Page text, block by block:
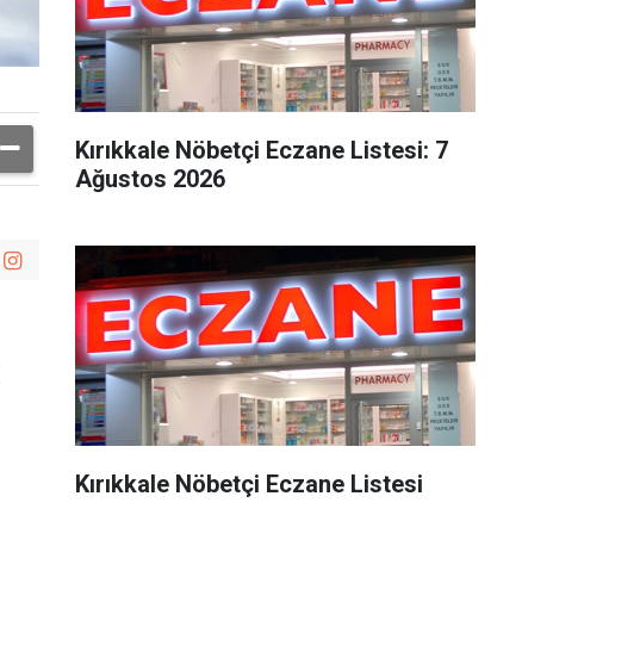
Kırıkkale Nöbetçi Eczane Listesi: 7
Ağustos 2026
Kırıkkale Nöbetçi Eczane Listesi